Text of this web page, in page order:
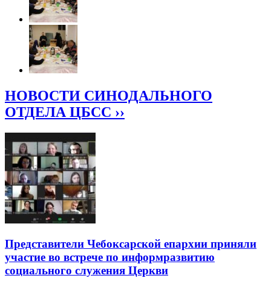
НОВОСТИ СИНОДАЛЬНОГО
ОТДЕЛА ЦБСС ››
Представители Чебоксарской епархии приняли
участие во встрече по информразвитию
социального служения Церкви